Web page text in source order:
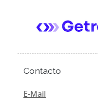
Contacto
E-Mail